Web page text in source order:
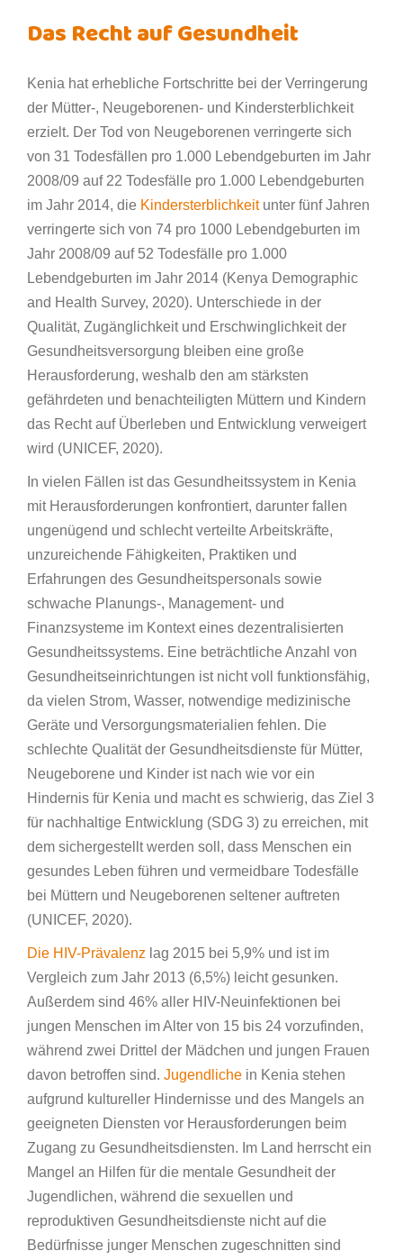
Das Recht auf Gesundheit
Kenia hat erhebliche Fortschritte bei der Verringerung
der Mütter-, Neugeborenen- und Kindersterblichkeit
erzielt. Der Tod von Neugeborenen verringerte sich
von 31 Todesfällen pro 1.000 Lebendgeburten im Jahr
2008/09 auf 22 Todesfälle pro 1.000 Lebendgeburten
im Jahr 2014, die Kindersterblichkeitunter fünf Jahren
verringerte sich von 74 pro 1000 Lebendgeburten im
Jahr 2008/09 auf 52 Todesfälle pro 1.000
Lebendgeburten im Jahr 2014 (Kenya Demographic
and Health Survey, 2020). Unterschiede in der
Qualität, Zugänglichkeit und Erschwinglichkeit der
Gesundheitsversorgung bleiben eine große
Herausforderung, weshalb den am stärksten
gefährdeten und benachteiligten Müttern und Kindern
das Recht auf Überleben und Entwicklung verweigert
wird (UNICEF, 2020).
In vielen Fällen ist das Gesundheitssystem in Kenia
mit Herausforderungen konfrontiert, darunter fallen
ungenügend und schlecht verteilte Arbeitskräfte,
unzureichende Fähigkeiten, Praktiken und
Erfahrungen des Gesundheitspersonals sowie
schwache Planungs-, Management- und
Finanzsysteme im Kontext eines dezentralisierten
Gesundheitssystems. Eine beträchtliche Anzahl von
Gesundheitseinrichtungen ist nicht voll funktionsfähig,
da vielen Strom, Wasser, notwendige medizinische
Geräte und Versorgungsmaterialien fehlen. Die
schlechte Qualität der Gesundheitsdienste für Mütter,
Neugeborene und Kinder ist nach wie vor ein
Hindernis für Kenia und macht es schwierig, das Ziel 3
für nachhaltige Entwicklung (SDG 3) zu erreichen, mit
dem sichergestellt werden soll, dass Menschen ein
gesundes Leben führen und vermeidbare Todesfälle
bei Müttern und Neugeborenen seltener auftreten
(UNICEF, 2020).
Die HIV-Prävalenz lag 2015 bei 5,9% und ist im
Vergleich zum Jahr 2013 (6,5%) leicht gesunken.
Außerdem sind 46% aller HIV-Neuinfektionen bei
jungen Menschen im Alter von 15 bis 24 vorzufinden,
während zwei Drittel der Mädchen und jungen Frauen
davon betroffen sind. Jugendliche in Kenia stehen
aufgrund kultureller Hindernisse und des Mangels an
geeigneten Diensten vor Herausforderungen beim
Zugang zu Gesundheitsdiensten. Im Land herrscht ein
Mangel an Hilfen für die mentale Gesundheit der
Jugendlichen, während die sexuellen und
reproduktiven Gesundheitsdienste nicht auf die
Bedürfnisse junger Menschen zugeschnitten sind